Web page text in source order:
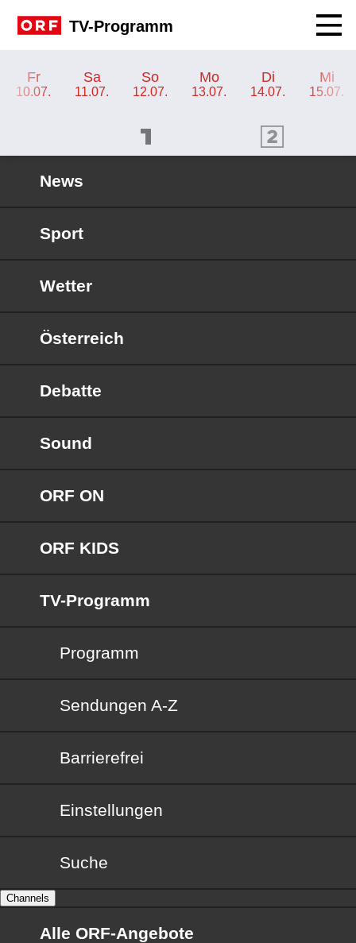
TV-Programm
Fr
10.07.
Sa
11.07.
So
12.07.
Mo
13.07.
Di
14.07.
Mi
15.07.
ORF 2 Programm
News
Sport
Wetter
Österreich
Debatte
Sound
ORF ON
ORF KIDS
TV-Programm
Programm
Sendungen von A bis Z
Sendungen A-Z
Barrierefrei
Barrierefrei
Einstellungen
Suche
Channels
Alle ORF-Angebote